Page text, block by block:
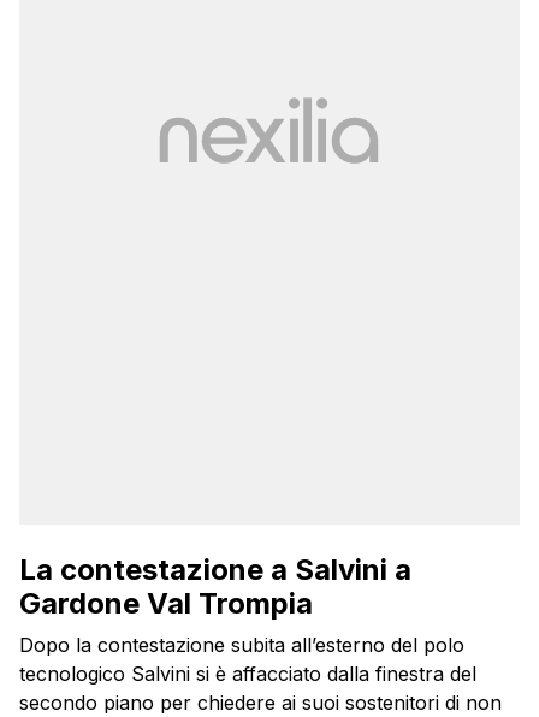
La contestazione a Salvini a
Gardone Val Trompia
Dopo la contestazione subita all’esterno del polo
tecnologico Salvini si è affacciato dalla finestra del
secondo piano per chiedere ai suoi sostenitori di non